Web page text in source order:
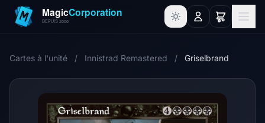
Cartes à l'unité / Innistrad Remastered / Griselbrand